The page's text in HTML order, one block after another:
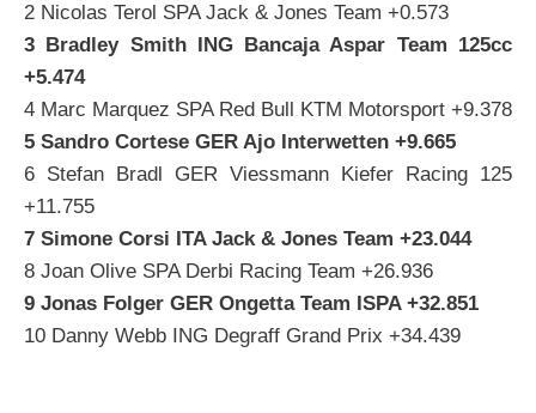
2 Nicolas Terol SPA Jack & Jones Team +0.573
3 Bradley Smith ING Bancaja Aspar Team 125cc
+5.474
4 Marc Marquez SPA Red Bull KTM Motorsport +9.378
5 Sandro Cortese GER Ajo Interwetten +9.665
6 Stefan Bradl GER Viessmann Kiefer Racing 125
+11.755
7 Simone Corsi ITA Jack & Jones Team +23.044
8 Joan Olive SPA Derbi Racing Team +26.936
9 Jonas Folger GER Ongetta Team ISPA +32.851
10 Danny Webb ING Degraff Grand Prix +34.439